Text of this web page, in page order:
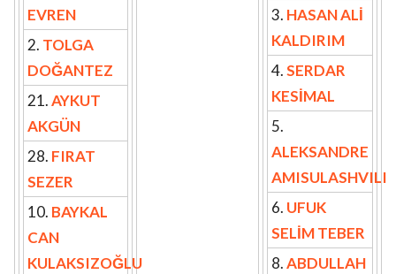
EVREN
2. TOLGA
DOĞANTEZ
21.AYKUT
AKGÜN
28. FIRAT
SEZER
10. BAYKAL
CAN
KULAKSIZOĞLU
3. HASAN ALİ
KALDIRIM
4.SERDAR
KESİMAL
5.
ALEKSANDRE
AMISULASHVILI
6. UFUK
SELİM TEBER
8.ABDULLAH